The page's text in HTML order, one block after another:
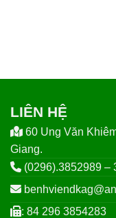
LIÊN HỆ
60 Ung Văn
Giang.
(0296).3852989 –
: 84 296 3854283